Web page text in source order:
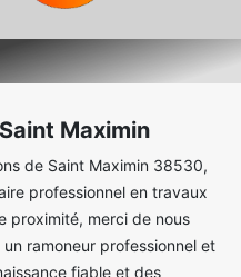
Maximin
de Saint Maximin 38530,
professionnel en travaux
proximité, merci de nous
ramoneur professionnel et
fiable et des